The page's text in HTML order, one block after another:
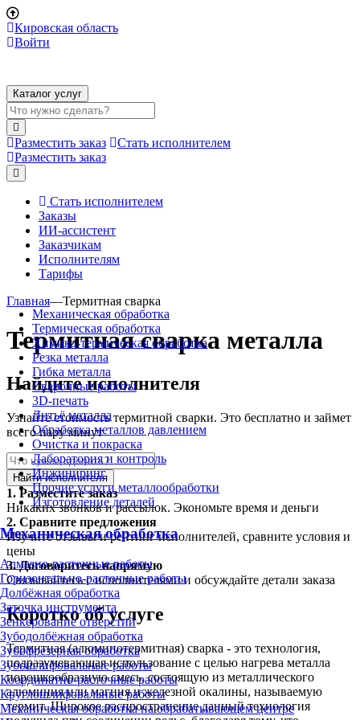
Кировская область
Войти
Каталог услуг
Разместить заказ
Стать исполнителем
Разместить заказ
Стать исполнителем
Заказы
ИИ-ассистент
Заказчикам
Исполнителям
Тарифы
Механическая обработка
Термическая обработка
Химико-термическая обработка
Резка металла
Гибка металла
Сварочные работы
3D-печать
Литьё металла
Обработка металлов давлением
Очистка и покраска
Лаборатория и контроль
Инжиниринг
Прочие услуги металлообработки
Изготовление деталей
Механическая обработка
Алмазно-расточные работы
Горизонтально-расточные работы
Долбёжная обработка
Заточка инструмента
Зенкерование отверстий
Зубодолбёжная обработка
Зубофрезерная обработка
Зубошлифовальные работы
Координатно-расточные работы
Круглошлифовальные работы
Механическая обработка на обрабатывающем центре
Главная—Термитная сварка
Термитная сварка металла
Найдите исполнителя
Узнайте стоимость термитной сварки. Это бесплатно и займет
всего пару минут
Найти исполнителя
1. Разместите заказ
Никаких звонков и рассылок. Экономьте время и деньги
2. Сравните предложения
Изучите отзывы и рейтинг исполнителей, сравните условия и
цены
3.Договоритесь напрямую
Связывайтесь с исполнителями и обсуждайте детали заказа
Коротко об услуге
Термитная (алюминотермитная) сварка - это технология,
подразумевающая использование с целью нагрева металла
порошкообразную смесь, состоящую из металлического
алюминия или магния и железной окалины, называемую
термит. Широкое распространение данный технология